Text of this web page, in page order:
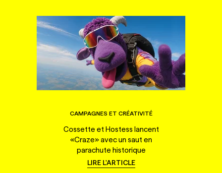
CAMPAGNES ET CRÉATIVITÉ
Cossette et Hostess lancent
«Craze» avec un saut en
parachute historique
LIRE L'ARTICLE